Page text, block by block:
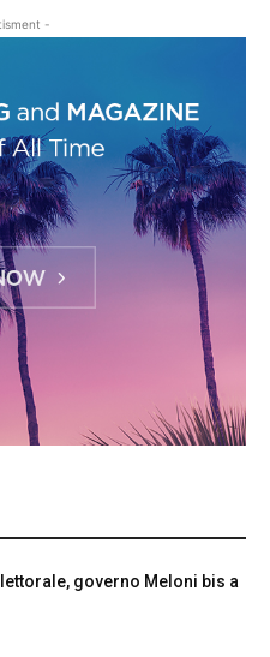
-
governo Meloni bis a